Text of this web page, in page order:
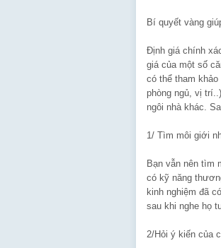
Bí quyết vàng
Định giá chính
giá của một số
có thể tham
phòng ngủ, vị
ngôi nhà khác.
1/ Tìm môi giới
Bạn vẫn nên tìm
có kỹ năng
kinh nghiệm đã
sau khi nghe họ
2/Hỏi ý kiến của